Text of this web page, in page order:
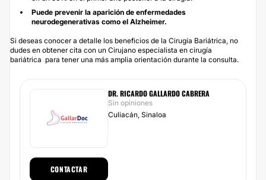
Puede prevenir la aparición de enfermedades
neurodegenerativas como el Alzheimer.
Si deseas conocer a detalle los beneficios de la Cirugía Bariátrica, no
dudes en obtener cita con un Cirujano especialista en cirugía
bariátrica para tener una más amplia orientación durante la consulta.
DR. RICARDO GALLARDO CABRERA
Sin opiniones
Culiacán, Sinaloa
CONTACTAR